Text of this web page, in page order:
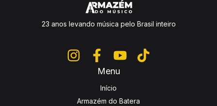
23 anos levando música pelo Brasil inteiro
Menu
Início
Armazém do Batera